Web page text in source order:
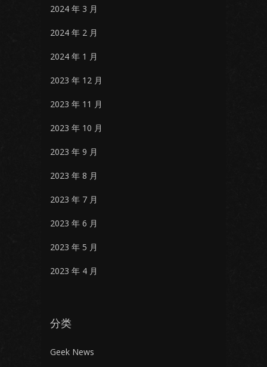
2024 年 3 月
2024 年 2 月
2024 年 1 月
2023 年 12 月
2023 年 11 月
2023 年 10 月
2023 年 9 月
2023 年 8 月
2023 年 7 月
2023 年 6 月
2023 年 5 月
2023 年 4 月
分类
Geek News